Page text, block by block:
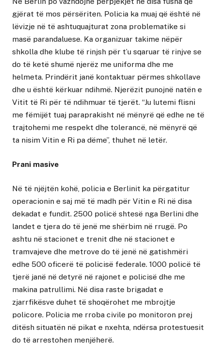
gjërat të mos përsëriten. Policia ka muaj që është në
lëvizje në të ashtuquajturat zona problematike si
masë parandaluese. Ka organizuar takime nëpër
shkolla dhe klube të rinjsh për t’u sqaruar të rinjve se
do të ketë shumë njerëz me uniforma dhe me
helmeta. Prindërit janë kontaktuar përmes shkollave
dhe u është kërkuar ndihmë. Njerëzit punojnë natën e
Vitit të Ri për të ndihmuar të tjerët. “Ju lutemi flisni
me fëmijët tuaj paraprakisht në mënyrë që edhe ne të
trajtohemi me respekt dhe tolerancë, në mënyrë që
ta nisim Vitin e Ri pa dëme”, thuhet në letër.
Prani masive
Në të njëjtën kohë, policia e Berlinit ka përgatitur
operacionin e saj më të madh për Vitin e Ri në disa
dekadat e fundit. 2500 policë shtesë nga Berlini dhe
landet e tjera do të jenë me shërbim në rrugë. Po
ashtu në stacionet e trenit dhe në stacionet e
tramvajeve dhe metrove do të jenë në gatishmëri
edhe 500 oficerë të policisë federale. 1000 policë të
tjerë janë në detyrë në rajonet e policisë dhe me
makina patrullimi. Në disa raste brigadat e
zjarrfikësve duhet të shoqërohet me mbrojtje
policore. Policia me rroba civile po monitoron prej
ditësh situatën në pikat e nxehta, ndërsa protestuesit
do të arrestohen menjëherë.